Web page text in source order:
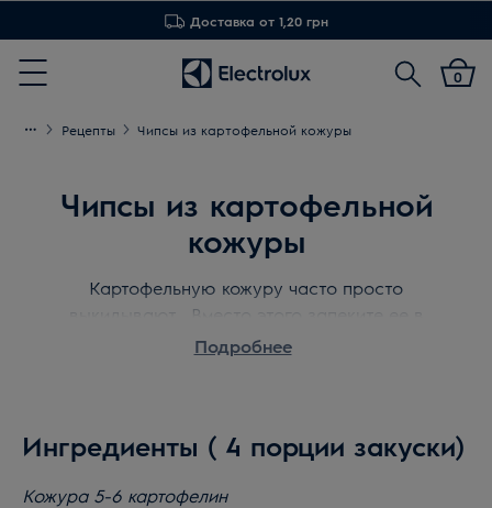
Доставка от 1,20 грн
Menu
Поиск 0
Рецепты Чипсы из картофельной кожуры
Чипсы из картофельной
кожуры
Картофельную кожуру часто просто
выкидывают. Вместо этого запеките ее в
духовке, збрызнув оливковым маслом и посолив.
Подробнее
Ингредиенты ( 4 порции закуски)
Кожура 5-6 картофелин